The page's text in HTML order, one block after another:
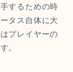
するための時
タス自体に大
プレイヤーの
。